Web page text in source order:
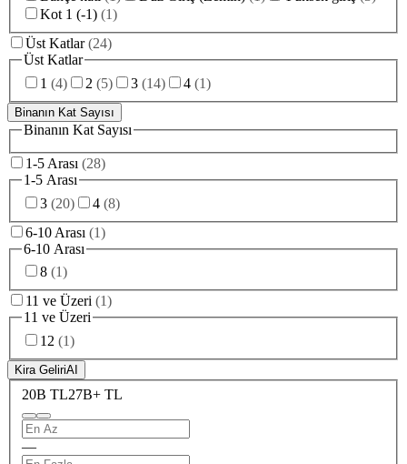
Kot 1 (-1) (1)
Üst Katlar (24)
Üst Katlar
1 (4) 2 (5) 3 (14) 4 (1)
Binanın Kat Sayısı
Binanın Kat Sayısı
1-5 Arası (28)
1-5 Arası
3 (20) 4 (8)
6-10 Arası (1)
6-10 Arası
8 (1)
11 ve Üzeri (1)
11 ve Üzeri
12 (1)
Kira GeliriAI
20B TL27B+ TL
—